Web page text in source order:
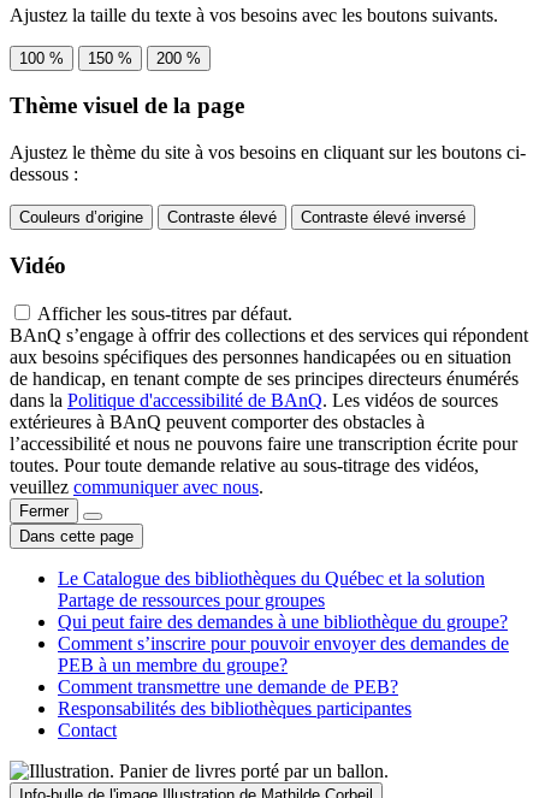
Ajustez la taille du texte à vos besoins avec les boutons suivants.
100 % 150 % 200 %
Thème visuel de la page
Ajustez le thème du site à vos besoins en cliquant sur les boutons ci-
dessous :
Couleurs d’origine Contraste élevé Contraste élevé inversé
Vidéo
Afficher les sous-titres par défaut.
BAnQ s’engage à offrir des collections et des services qui répondent
aux besoins spécifiques des personnes handicapées ou en situation
de handicap, en tenant compte de ses principes directeurs énumérés
dans la Politique d'accessibilité de BAnQ. Les vidéos de sources
extérieures à BAnQ peuvent comporter des obstacles à
l’accessibilité et nous ne pouvons faire une transcription écrite pour
toutes. Pour toute demande relative au sous-titrage des vidéos,
veuillez communiquer avec nous.
Fermer
Dans cette page
Le Catalogue des bibliothèques du Québec et la solution
Partage de ressources pour groupes
Qui peut faire des demandes à une bibliothèque du groupe?
Comment s’inscrire pour pouvoir envoyer des demandes de
PEB à un membre du groupe?
Comment transmettre une demande de PEB?
Responsabilités des bibliothèques participantes
Contact